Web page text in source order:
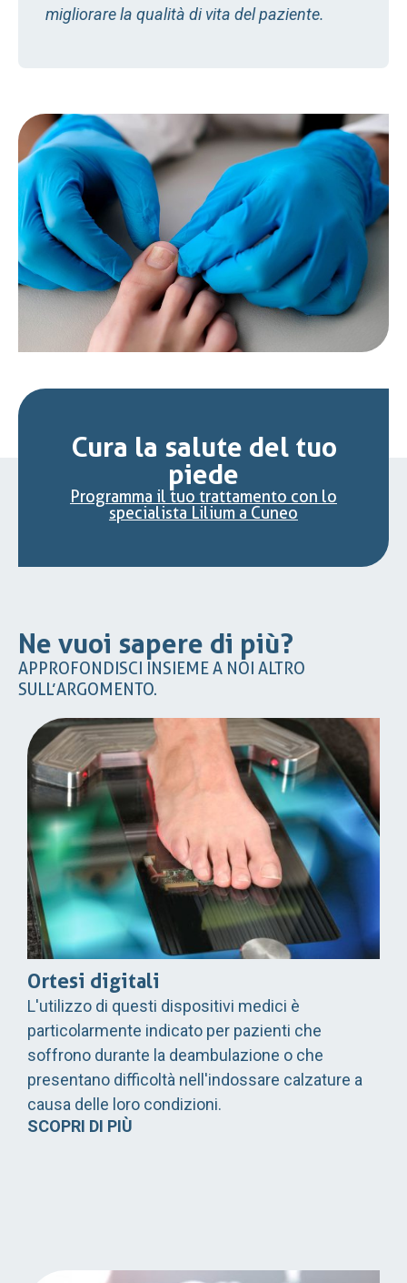
migliorare la qualità di vita del paziente.
Cura la salute del tuo
piede
Programma il tuo trattamento con lo
specialista Lilium a Cuneo
Ne vuoi sapere di più?
APPROFONDISCI INSIEME A NOI ALTRO
SULL’ARGOMENTO.
Ortesi digitali
L'utilizzo di questi dispositivi medici è
particolarmente indicato per pazienti che
soffrono durante la deambulazione o che
presentano difficoltà nell'indossare calzature a
causa delle loro condizioni.
SCOPRI DI PIÙ